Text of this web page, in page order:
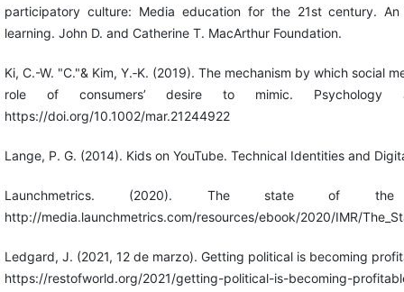
participatory culture: Media education for the 21st century.
learning. John D. and Catherine T. MacArthur Foundation.
Ki, C.-W. "C."& Kim, Y.‐K. (2019). The mechanism by which social
role of consumers’ desire to mimic. Psychology
https://doi.org/10.1002/mar.21244922
Lange, P. G. (2014). Kids on YouTube. Technical Identities and
Launchmetrics. (2020). The state of the
http://media.launchmetrics.com/resources/ebook/2020/IMR/
Ledgard, J. (2021, 12 de marzo). Getting political is becoming
https://restofworld.org/2021/getting-political-is-becoming-